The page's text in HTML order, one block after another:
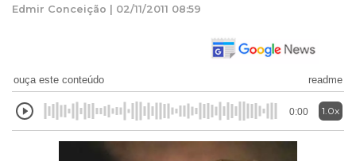
Edmir Conceição | 02/11/2011 08:59
ouça este conteúdo readme
0:00 1.0x